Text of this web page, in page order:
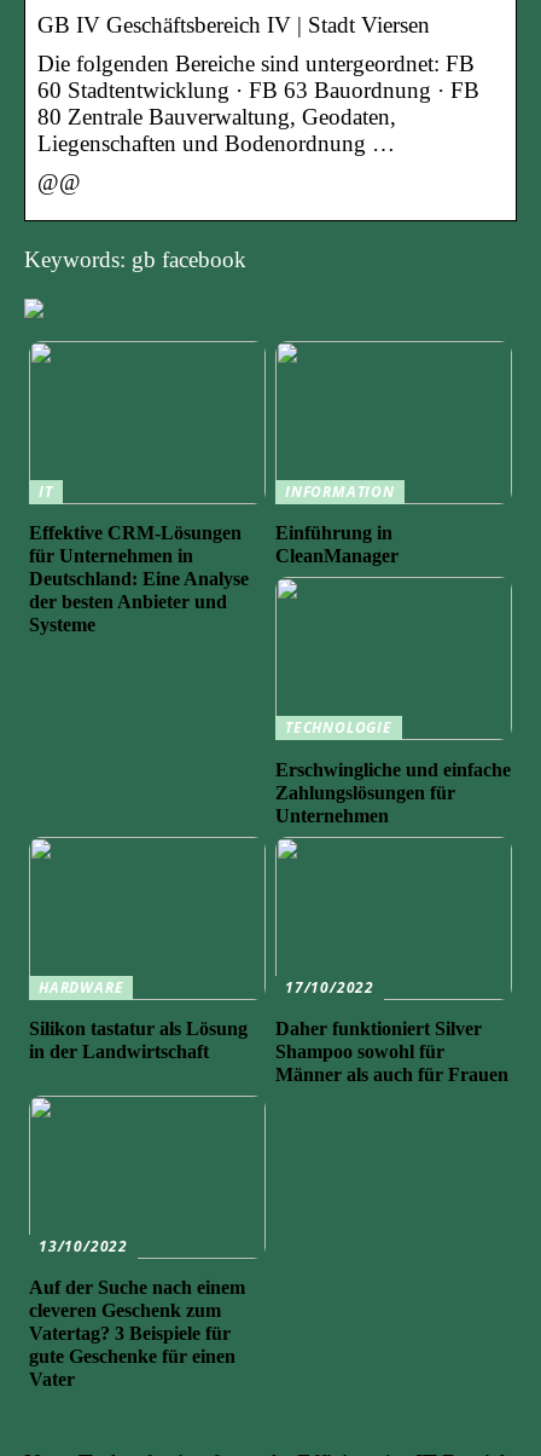
GB IV Geschäftsbereich IV | Stadt Viersen
Die folgenden Bereiche sind untergeordnet: FB
60 Stadtentwicklung · FB 63 Bauordnung · FB
80 Zentrale Bauverwaltung, Geodaten,
Liegenschaften und Bodenordnung …
@@
Keywords: gb facebook
IT
Effektive CRM-Lösungen
für Unternehmen in
Deutschland: Eine Analyse
der besten Anbieter und
Systeme
INFORMATION
Einführung in
CleanManager
TECHNOLOGIE
Erschwingliche und einfache
Zahlungslösungen für
Unternehmen
HARDWARE
Silikon tastatur als Lösung
in der Landwirtschaft
17/10/2022
Daher funktioniert Silver
Shampoo sowohl für
Männer als auch für Frauen
13/10/2022
Auf der Suche nach einem
cleveren Geschenk zum
Vatertag? 3 Beispiele für
gute Geschenke für einen
Vater